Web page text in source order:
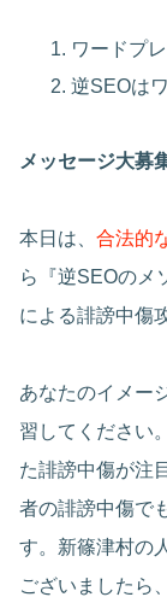
ワードプ
逆SEOは
メッセージ大募
本日は、 合法的
ら『逆SEOのメ
による誹謗中傷
あなたのイメー
習してください
た誹謗中傷が注
者の誹謗中傷で
す。新篠津村の
ございましたら